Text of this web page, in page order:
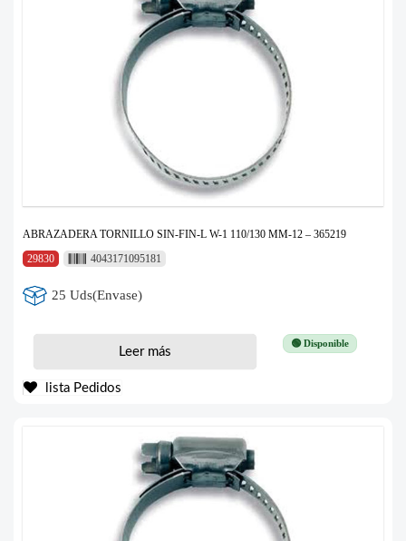
ABRAZADERA TORNILLO SIN-FIN-L W-1 110/130 MM-12 – 365219
29830
4043171095181
25 Uds(Envase)
🟢 Disponible
Leer más
lista Pedidos